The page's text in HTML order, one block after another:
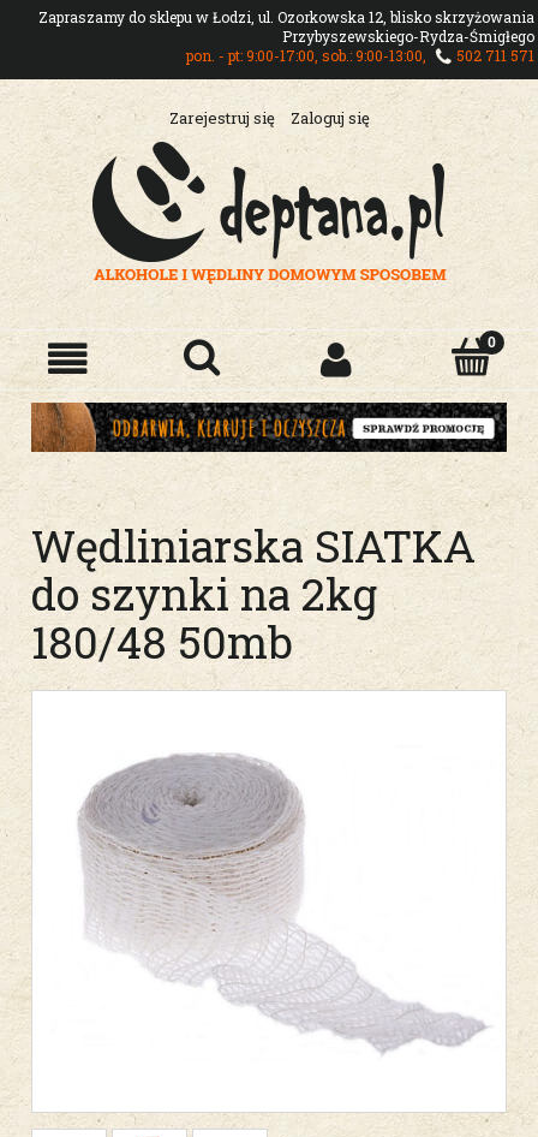
Zapraszamy do sklepu w Łodzi, ul. Ozorkowska 12, blisko skrzyżowania
Przybyszewskiego-Rydza-Śmigłego
pon. - pt: 9:00-17:00, sob.: 9:00-13:00,
502 711 571
Zarejestruj się Zaloguj się
Wędliniarska SIATKA
do szynki na 2kg
180/48 50mb